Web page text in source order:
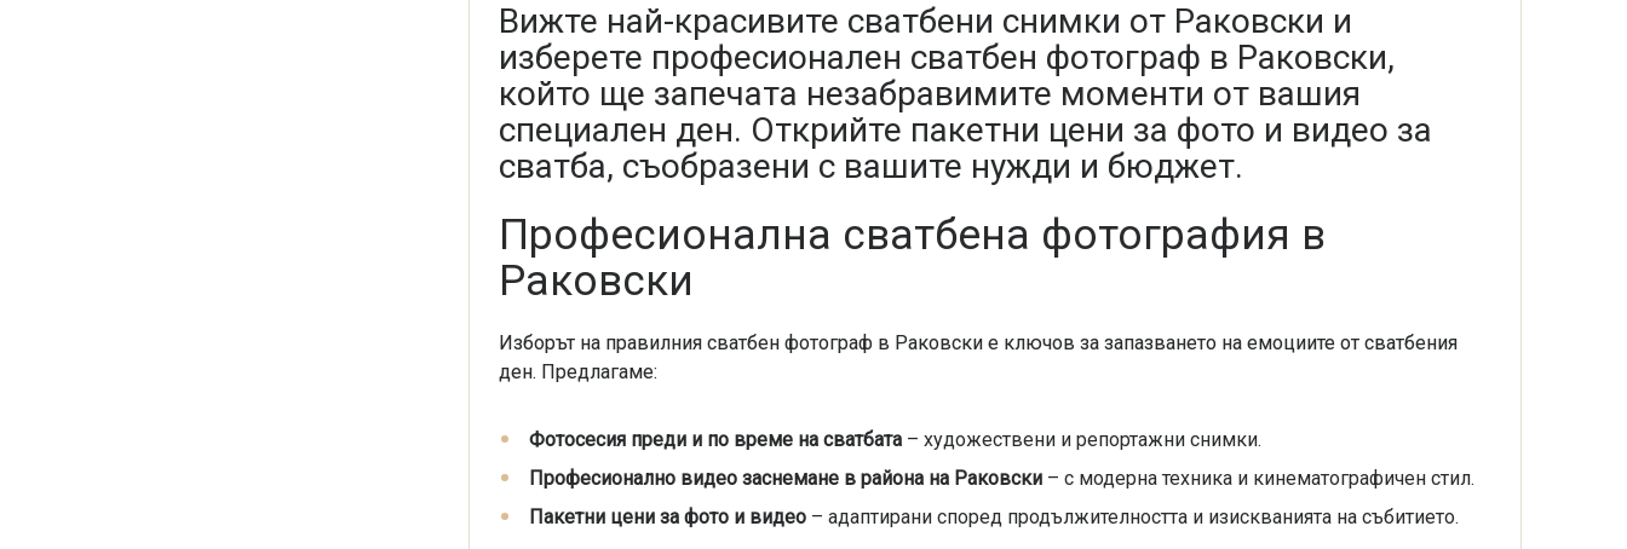
Вижте най-красивите сватбени снимки от Раковски и
изберете професионален сватбен фотограф в Раковски,
който ще запечата незабравимите моменти от вашия
специален ден. Открийте пакетни цени за фото и видео за
сватба, съобразени с вашите нужди и бюджет.
Професионална сватбена фотография в
Раковски
Изборът на правилния сватбен фотограф в Раковски е ключов за запазването на емоциите от сватбения
ден. Предлагаме:
Фотосесия преди и по време на сватбата – художествени и репортажни снимки.
Професионално видео заснемане в района на Раковски – с модерна техника и кинематографичен стил.
Пакетни цени за фото и видео – адаптирани според продължителността и изискванията на събитието.